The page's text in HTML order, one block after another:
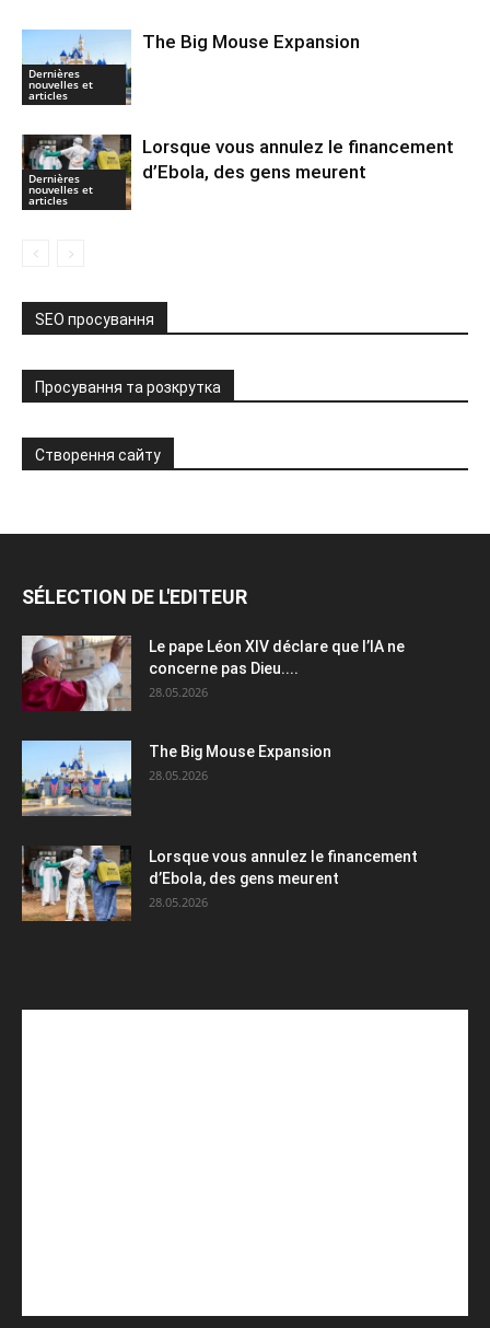
Dernières
nouvelles et
articles
The Big Mouse Expansion
Dernières
nouvelles et
articles
Lorsque vous annulez le financement
d’Ebola, des gens meurent
SEO просування
Просування та розкрутка
Створення сайту
SÉLECTION DE L'EDITEUR
Le pape Léon XIV déclare que l’IA ne
concerne pas Dieu....
28.05.2026
The Big Mouse Expansion
28.05.2026
Lorsque vous annulez le financement
d’Ebola, des gens meurent
28.05.2026